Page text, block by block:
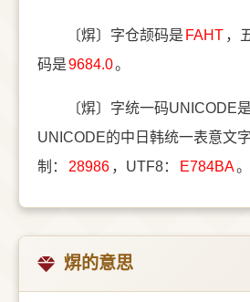
〔焺〕字仓颉码是 FAHT ，
码是9684.0。
〔焺〕字统一码UNICODE是
UNICODE的中日韩统一表意文字
制：
28986 ，UTF8： E784BA。
焺的意思